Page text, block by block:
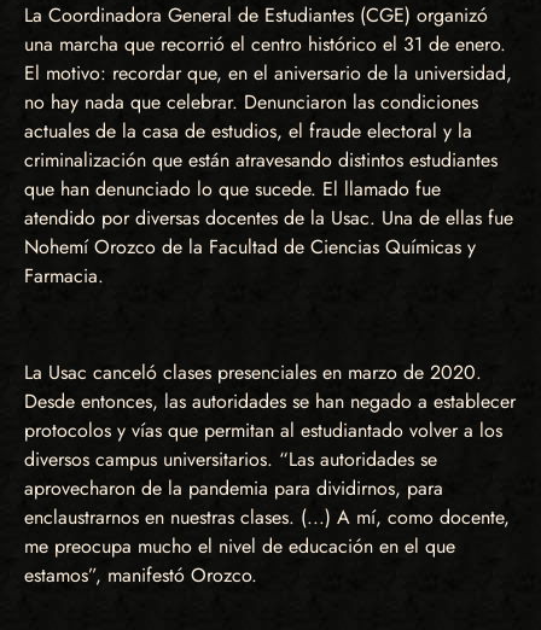
La Coordinadora General de Estudiantes (CGE) organizó
una marcha que recorrió el centro histórico el 31 de enero.
El motivo: recordar que, en el aniversario de la universidad,
no hay nada que celebrar. Denunciaron las condiciones
actuales de la casa de estudios, el fraude electoral y la
criminalización que están atravesando distintos estudiantes
que han denunciado lo que sucede. El llamado fue
atendido por diversas docentes de la Usac. Una de ellas fue
Nohemí Orozco de la Facultad de Ciencias Químicas y
Farmacia.
La Usac canceló clases presenciales en marzo de 2020.
Desde entonces, las autoridades se han negado a establecer
protocolos y vías que permitan al estudiantado volver a los
diversos campus universitarios. “Las autoridades se
aprovecharon de la pandemia para dividirnos, para
enclaustrarnos en nuestras clases. (...) A mí, como docente,
me preocupa mucho el nivel de educación en el que
estamos”, manifestó Orozco.